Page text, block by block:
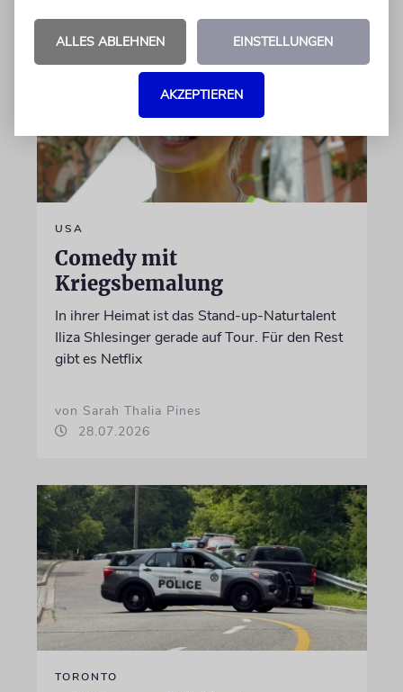
USA
Comedy mit
Kriegsbemalung
In ihrer Heimat ist das Stand-up-Naturtalent
Iliza Shlesinger gerade auf Tour. Für den Rest
gibt es Netflix
von Sarah Thalia Pines
28.07.2026
TORONTO
ALLES ABLEHNEN EINSTELLUNGEN
AKZEPTIEREN